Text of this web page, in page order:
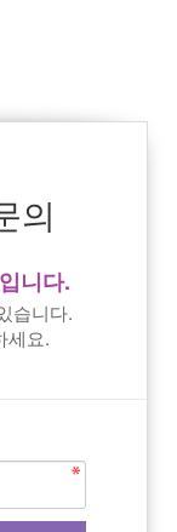
의
니다.
습니다.
세요.